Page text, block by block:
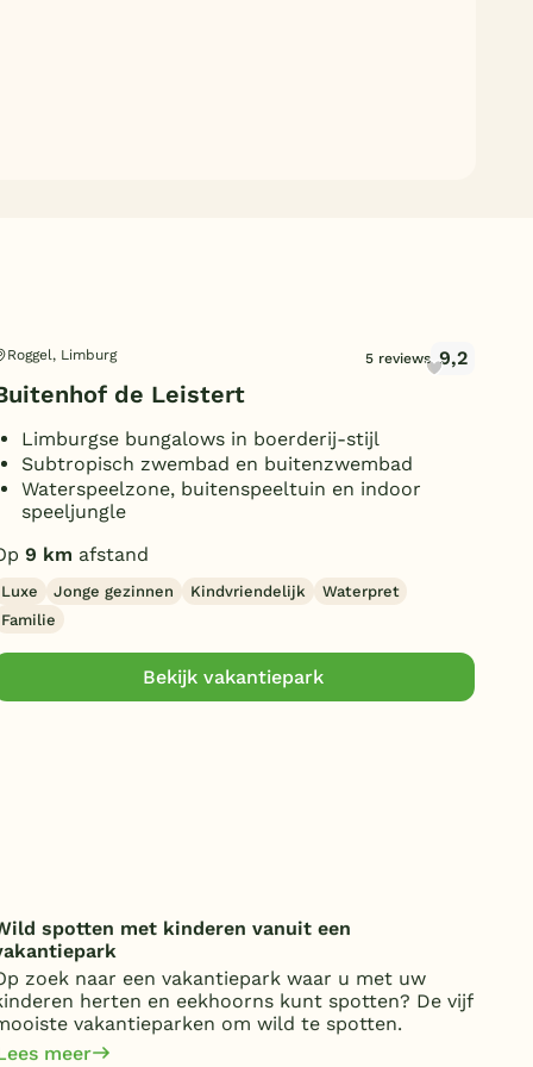
Roggel, Limburg 5 reviews 9,2
de Leistert
Limburgse bungalows in boerderij-stijl
Subtropisch zwembad en buitenzwembad
Waterspeelzone, buitenspeeltuin en indoor
speeljungle
9 km afstand
Luxe Jonge gezinnen Kindvriendelijk
Waterpret
Familie
Bekijk vakantiepark
spotten met kinderen vanuit een
zoek naar een vakantiepark waar u met uw
herten en eekhoorns kunt spotten? De vijf
vakantieparken om wild te spotten.
meer